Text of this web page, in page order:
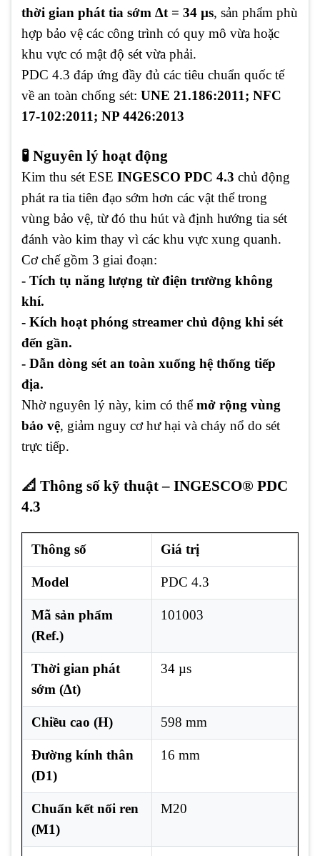
thời gian phát tia sớm ∆t = 34 µs, sản phẩm phù
hợp bảo vệ các công trình có quy mô vừa hoặc
khu vực có mật độ sét vừa phải.
PDC 4.3 đáp ứng đầy đủ các tiêu chuẩn quốc tế
về an toàn chống sét: UNE 21.186:2011; NFC
17-102:2011; NP 4426:2013
🧪 Nguyên lý hoạt động
Kim thu sét ESE INGESCO PDC 4.3 chủ động
phát ra tia tiên đạo sớm hơn các vật thể trong
vùng bảo vệ, từ đó thu hút và định hướng tia sét
đánh vào kim thay vì các khu vực xung quanh.
Cơ chế gồm 3 giai đoạn:
- Tích tụ năng lượng từ điện trường không
khí.
- Kích hoạt phóng streamer chủ động khi sét
đến gần.
- Dẫn dòng sét an toàn xuống hệ thống tiếp
địa.
Nhờ nguyên lý này, kim có thểmở rộng vùng
bảo vệ, giảm nguy cơ hư hại và cháy nổ do sét
trực tiếp.
📐 Thông số kỹ thuật – INGESCO® PDC
4.3
Thông số Giá trị
Model PDC 4.3
Mã sản phẩm
(Ref.)
101003
Thời gian phát
sớm (∆t)
34 µs
Chiều cao (H) 598 mm
Đường kính thân
(D1)
16 mm
Chuẩn kết nối ren
(M1)
M20